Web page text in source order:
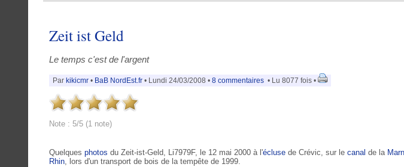
Zeit ist Geld
Le temps c'est de l'argent
Par kikicmr • BaB NordEst.fr • Lundi 24/03/2008 • 8 commentaires • Lu 8077 fois •
Note : 5/5 (1 note)
Quelques photos du Zeit-ist-Geld, Li7979F, le 12 mai 2000 à l'écluse de Crévic, sur le canal de la
Rhin, lors d'un transport de bois de la tempête de 1999.